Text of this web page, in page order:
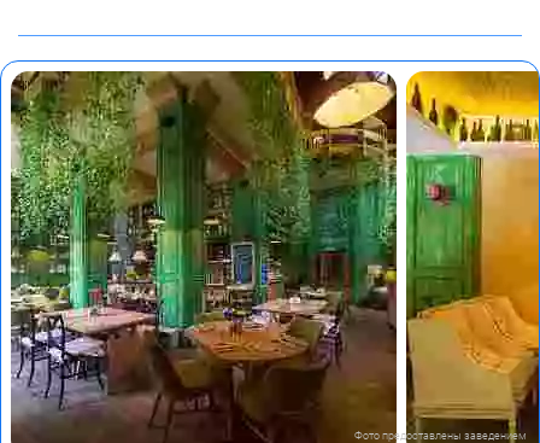
Фото предоставлены заведением